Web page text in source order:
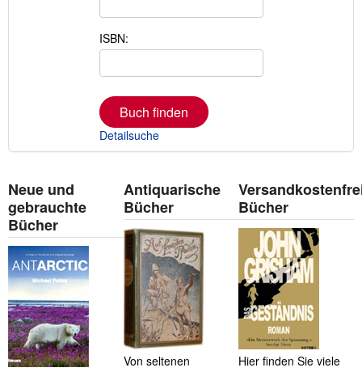
ISBN:
Buch finden
Detailsuche
Neue und
gebrauchte
Bücher
Antiquarische
Bücher
Von seltenen
Bücher
Hier finden Sie viele